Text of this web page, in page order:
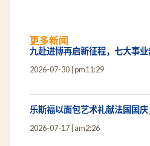
更多新闻
九赴进博再启新征程，七大事
2026-07-30 pm11:29
乐斯福以面包艺术礼献法国国庆
2026-07-17 am2:26